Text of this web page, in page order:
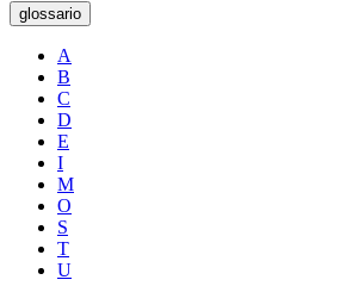
glossario
A
B
C
D
E
I
M
O
S
T
U